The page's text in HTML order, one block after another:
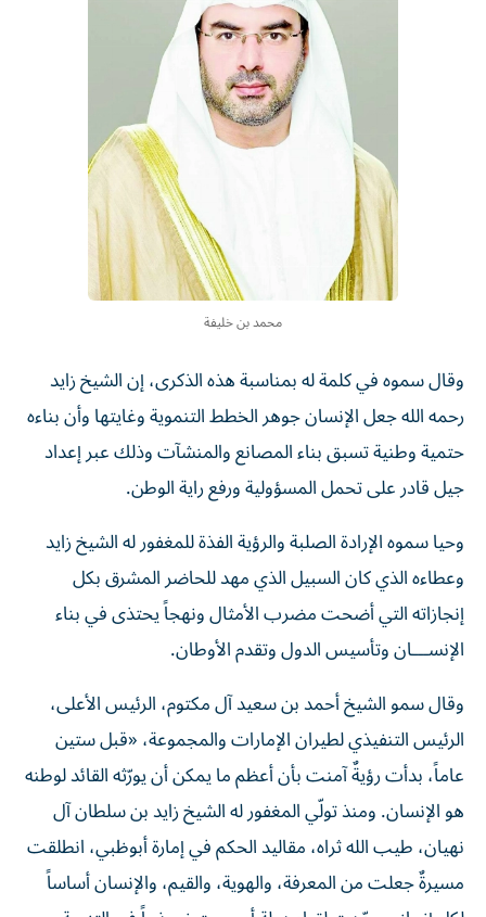
محمد بن خليفة
وقال سموه في كلمة له بمناسبة هذه الذكرى، إن الشيخ زايد
رحمه الله جعل الإنسان جوهر الخطط التنموية وغايتها وأن بناءه
حتمية وطنية تسبق بناء المصانع والمنشآت وذلك عبر إعداد
جيل قادر على تحمل المسؤولية ورفع راية الوطن.
وحيا سموه الإرادة الصلبة والرؤية الفذة للمغفور له الشيخ زايد
وعطاءه الذي كان السبيل الذي مهد للحاضر المشرق بكل
إنجازاته التي أضحت مضرب الأمثال ونهجاً يحتذى في بناء
الإنســـان وتأسيس الدول وتقدم الأوطان.
وقال سمو الشيخ أحمد بن سعيد آل مكتوم، الرئيس الأعلى،
الرئيس التنفيذي لطيران الإمارات والمجموعة، «قبل ستين
عاماً، بدأت رؤيةٌ آمنت بأن أعظم ما يمكن أن يورّثه القائد لوطنه
هو الإنسان. ومنذ تولّي المغفور له الشيخ زايد بن سلطان آل
نهيان، طيب الله ثراه، مقاليد الحكم في إمارة أبوظبي، انطلقت
مسيرةٌ جعلت من المعرفة، والهوية، والقيم، والإنسان أساساً